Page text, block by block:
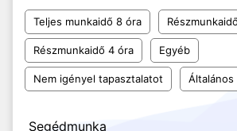
Teljes munkaidő 8 óra
Részmunkaidő 4 óra Egyéb
Nem igényel tapasztalatot Általános
Segédmunka